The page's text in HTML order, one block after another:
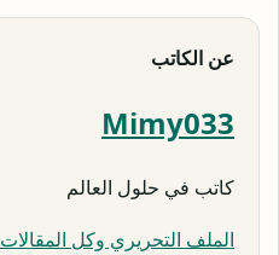
عن الكاتب
Mimy033
كاتب في حلول العالم
الملف التحريري وكل المقالات